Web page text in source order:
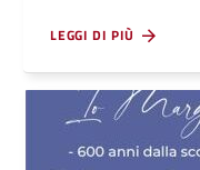
LEGGI DI PIÙ